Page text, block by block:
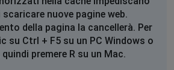
rider ne deliveroo
Italy • 1 anni ago
nuove pagine web.
della pagina la cancellerà. Per
su Ctrl + F5 su un PC Windows o
premere R su un Mac.